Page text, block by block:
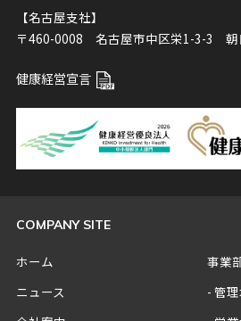
【名古屋支社】
〒460-0008 名古屋市中区栄1-3-3 朝
健康経営宣言
COMPANY SITE
ホーム
ニュース
事業
管